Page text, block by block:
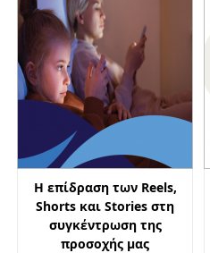
Η επίδραση των Reels,
Shorts και Stories στη
συγκέντρωση της
προσοχής μας